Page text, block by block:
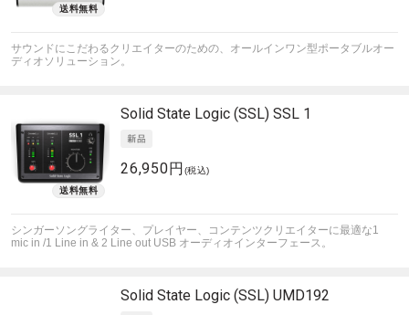
サウンドにこだわるクリエイターのための、オールインワン型ポータブルオー
ディオソリューション。
Solid State Logic (SSL) SSL 1
26,950円 (税込)
シンガーソングライター、プレイヤー、コンテンツクリエイターに最適な1
mic in /1 Line in & 2 Line out USB オーディオインターフェース。
Solid State Logic (SSL) UMD192